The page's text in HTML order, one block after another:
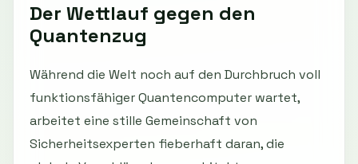
Der Wettlauf gegen den
Quantenzug
Während die Welt noch auf den Durchbruch voll
funktionsfähiger Quantencomputer wartet,
arbeitet eine stille Gemeinschaft von
Sicherheitsexperten fieberhaft daran, die